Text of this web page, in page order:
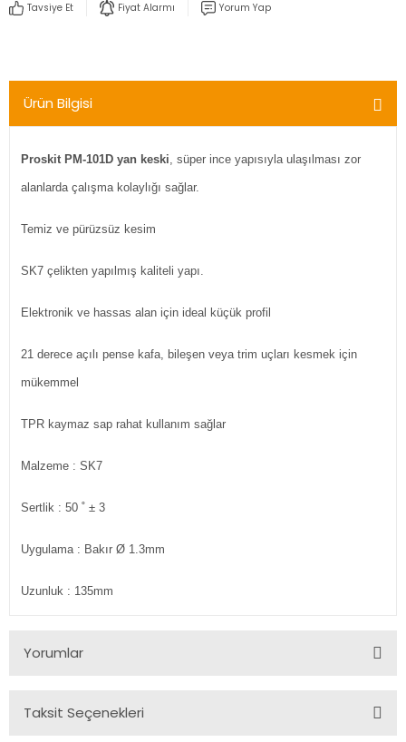
Tavsiye Et Fiyat Alarmı Yorum Yap
Ürün Bilgisi
Proskit PM-101D yan keski, süper ince yapısıyla ulaşılması zor
alanlarda çalışma kolaylığı sağlar.
Temiz ve pürüzsüz kesim
SK7 çelikten yapılmış kaliteli yapı.
Elektronik ve hassas alan için ideal küçük profil
21 derece açılı pense kafa, bileşen veya trim uçları kesmek için
mükemmel
TPR kaymaz sap rahat kullanım sağlar
Malzeme : SK7
Sertlik : 50 ˚ ± 3
Uygulama : Bakır Ø 1.3mm
Uzunluk : 135mm
Yorumlar
Taksit Seçenekleri